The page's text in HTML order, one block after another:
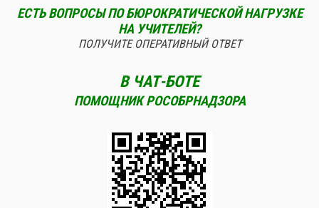
ЕСТЬ ВОПРОСЫ ПО БЮРОКРАТИЧЕСКОЙ НАГРУЗКЕ
НА УЧИТЕЛЕЙ?
ПОЛУЧИТЕ ОПЕРАТИВНЫЙ ОТВЕТ
В ЧАТ-БОТЕ
ПОМОЩНИК РОСОБРНАДЗОРА